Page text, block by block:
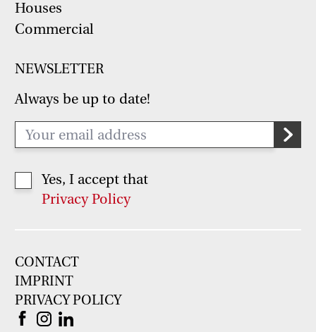
Houses
Commercial
NEWSLETTER
Always be up to date!
Yes, I accept that
Privacy Policy
CONTACT
IMPRINT
PRIVACY POLICY